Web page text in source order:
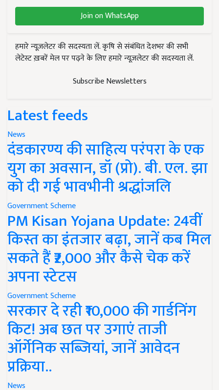
Join on WhatsApp
हमारे न्यूज़लेटर की सदस्यता लें. कृषि से संबंधित देशभर की सभी
लेटेस्ट ख़बरें मेल पर पढ़ने के लिए हमारे न्यूज़लेटर की सदस्यता लें.
Subscribe Newsletters
Latest feeds
News
दंडकारण्य की साहित्य परंपरा के एक
युग का अवसान, डॉ (प्रो). बी. एल. झा
को दी गई भावभीनी श्रद्धांजलि
Government Scheme
PM Kisan Yojana Update: 24वीं
किस्त का इंतजार बढ़ा, जानें कब मिल
सकते हैं ₹2,000 और कैसे चेक करें
अपना स्टेटस
Government Scheme
सरकार दे रही ₹10,000 की गार्डनिंग
किट! अब छत पर उगाएं ताजी
ऑर्गेनिक सब्जियां, जानें आवेदन
प्रक्रिया..
News